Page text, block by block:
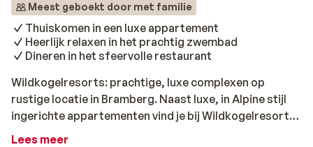
Meest geboekt door met familie
Thuiskomen in een luxe appartement
Heerlijk relaxen in het prachtig zwembad
Dineren in het sfeervolle restaurant
Wildkogelresorts: prachtige, luxe complexen op
rustige locatie in Bramberg. Naast luxe, in Alpine stijl
ingerichte appartementen vind je bij Wildkogelresorts
ook nog een gemütliche bar en een trendy restaurant.
Lees meer